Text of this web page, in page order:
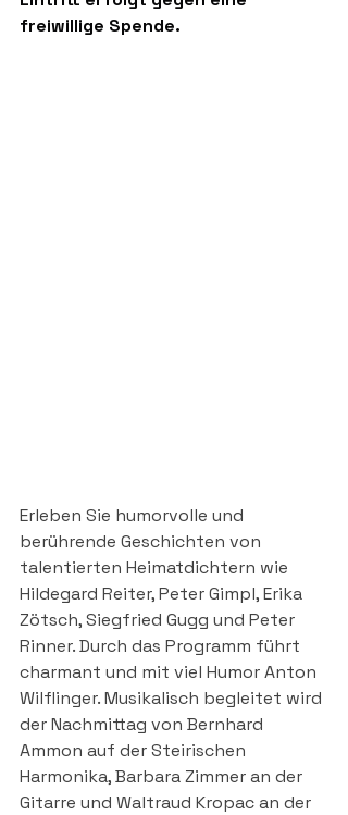
freiwillige Spende.
Erleben Sie humorvolle und
berührende Geschichten von
talentierten Heimatdichtern wie
Hildegard Reiter, Peter Gimpl, Erika
Zötsch, Siegfried Gugg und Peter
Rinner. Durch das Programm führt
charmant und mit viel Humor Anton
Wilflinger. Musikalisch begleitet wird
der Nachmittag von Bernhard
Ammon auf der Steirischen
Harmonika, Barbara Zimmer an der
Gitarre und Waltraud Kropac an der